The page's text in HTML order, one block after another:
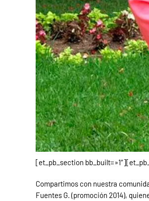
[et_pb_section
Compartimos con nuestra
Fuentes G. (promoción 2014),